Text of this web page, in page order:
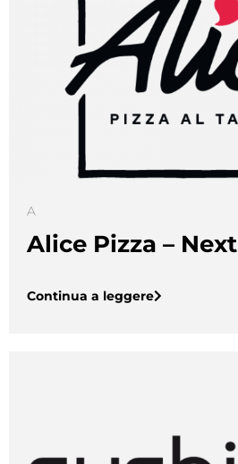
A
Alice Pizza –
Continua a leggere